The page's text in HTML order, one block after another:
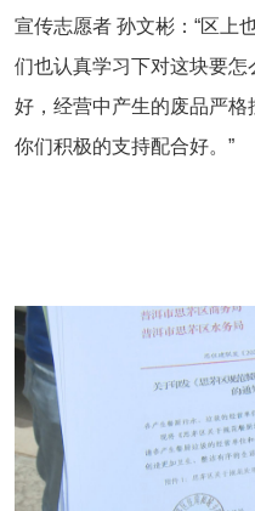
宣传志愿者 孙文彬：“区上
们也认真学习下对这块要
好，经营中产生的废品严
你们积极的支持配合好。